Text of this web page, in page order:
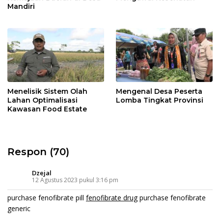
Mandiri
Menelisik Sistem Olah
Lahan Optimalisasi
Kawasan Food Estate
Mengenal Desa Peserta
Lomba Tingkat Provinsi
Respon (70)
Dzejal
12 Agustus 2023 pukul 3:16 pm
purchase fenofibrate pill fenofibrate drugpurchase fenofibrate
generic